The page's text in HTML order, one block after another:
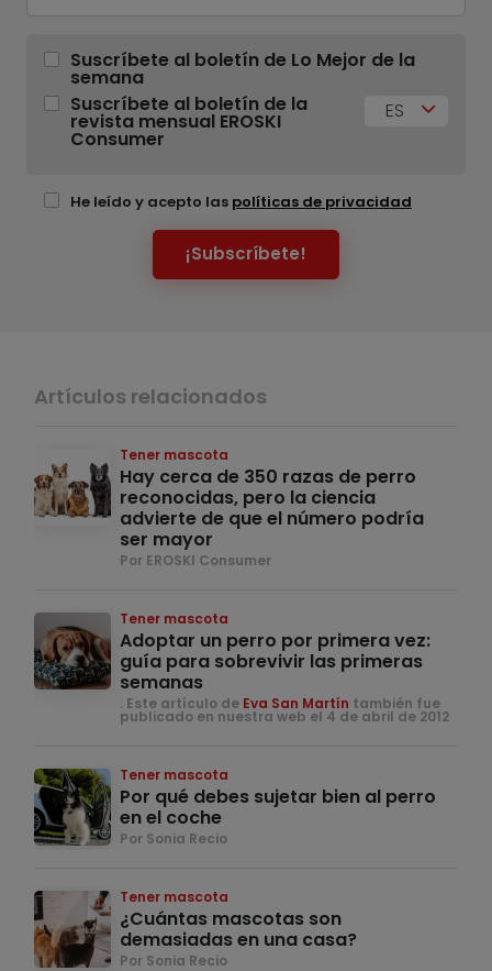
Suscríbete al boletín de Lo Mejor de la
semana
Suscríbete al boletín de la
revista mensual EROSKI
Consumer
ES
He leído y acepto las políticas de privacidad
¡Subscríbete!
Artículos relacionados
Tener mascota
Hay cerca de 350 razas de perro
reconocidas, pero la ciencia
advierte de que el número podría
ser mayor
Por EROSKI Consumer
Tener mascota
Adoptar un perro por primera vez:
guía para sobrevivir las primeras
semanas
. Este artículo de Eva San Martín también fue
publicado en nuestra web el 4 de abril de 2012
Tener mascota
Por qué debes sujetar bien al perro
en el coche
Por Sonia Recio
Tener mascota
¿Cuántas mascotas son
demasiadas en una casa?
Por Sonia Recio